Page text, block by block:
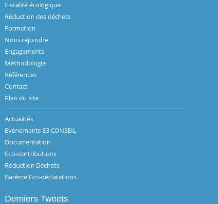
Fiscalité écologique
Réduction des déchets
Formation
Nous rejoindre
Engagements
Méthodologie
Références
Contact
Plan du site
Actualités
Evènements E3 CONSEIL
Documentation
Eco-contributions
Réduction Déchets
Barème Eco-déclarations
Derniers Tweets